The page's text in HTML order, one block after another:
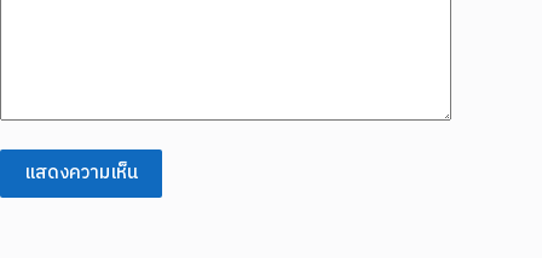
แสดงความเห็น